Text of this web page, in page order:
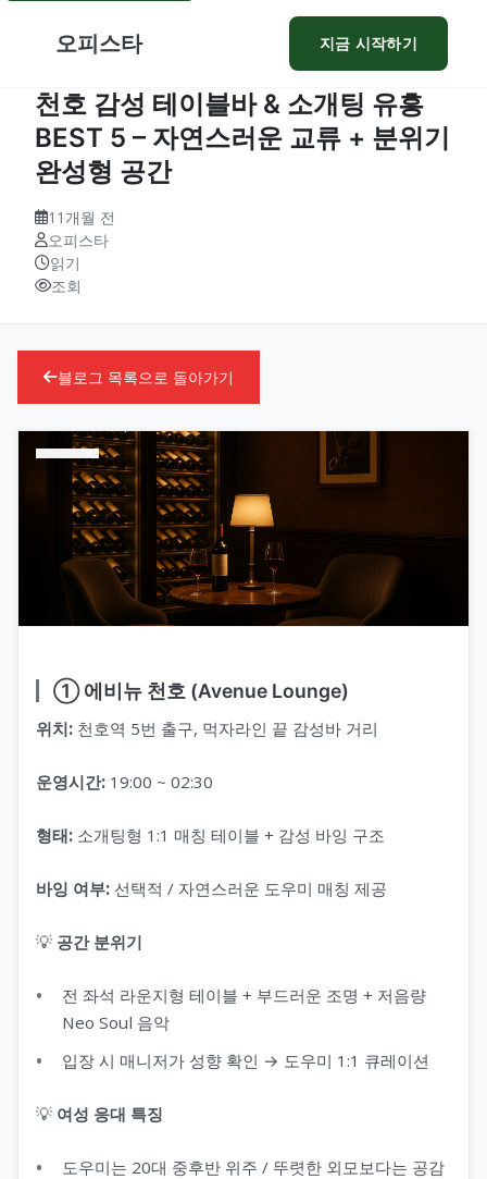
오피스타 지금 시작하기
천호 감성 테이블바 & 소개팅 유흥
BEST 5 – 자연스러운 교류 + 분위기
완성형 공간
11개월 전
오피스타
읽기
조회
블로그 목록으로 돌아가기
① 에비뉴 천호 (Avenue Lounge)
위치: 천호역 5번 출구, 먹자라인 끝 감성바 거리
운영시간: 19:00 ~ 02:30
형태: 소개팅형 1:1 매칭 테이블 + 감성 바잉 구조
바잉 여부: 선택적 / 자연스러운 도우미 매칭 제공
💡 공간 분위기
전 좌석 라운지형 테이블 + 부드러운 조명 + 저음량
Neo Soul 음악
입장 시 매니저가 성향 확인 → 도우미 1:1 큐레이션
💡 여성 응대 특징
도우미는 20대 중후반 위주 / 뚜렷한 외모보다는 공감